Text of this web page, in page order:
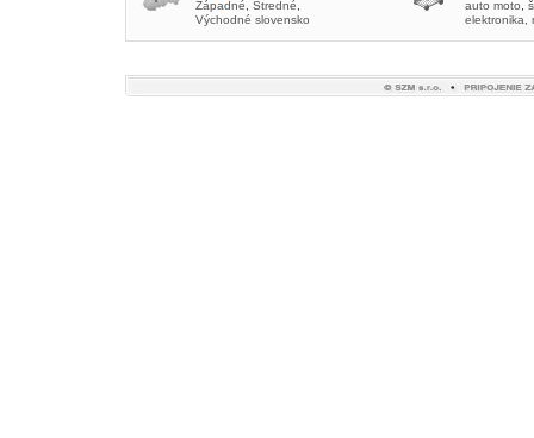
Západné Stredné
Východné slovensko
auto moto
elektronika,